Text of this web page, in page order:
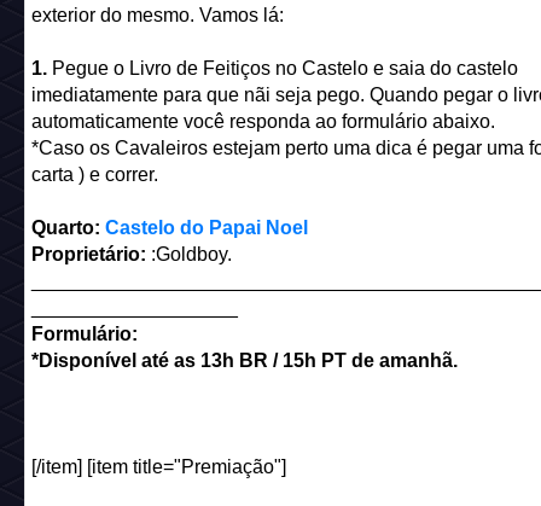
exterior do mesmo. Vamos lá:
1. Pegue o Livro de Feitiços no Castelo e saia do castelo
imediatamente para que nãi seja pego. Quando pegar o
automaticamente você responda ao formulário abaixo.
*Caso os Cavaleiros estejam perto uma dica é pegar uma
carta ) e correr.
Quarto: Castelo do Papai Noel
Proprietário: :Goldboy.
Formulário:
*Disponível até as 13h BR / 15h PT de amanhã.
[/item] [item title="Premiação"]